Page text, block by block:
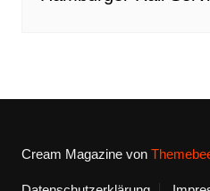
Cream Magazine von